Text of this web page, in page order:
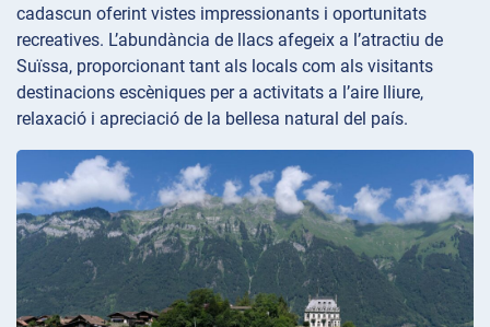
cadascun oferint vistes impressionants i oportunitats
recreatives. L’abundància de llacs afegeix a l’atractiu de
Suïssa, proporcionant tant als locals com als visitants
destinacions escèniques per a activitats a l’aire lliure,
relaxació i apreciació de la bellesa natural del país.